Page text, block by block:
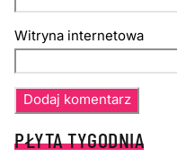
Witryna internetowa
PŁYTA TYGODNIA